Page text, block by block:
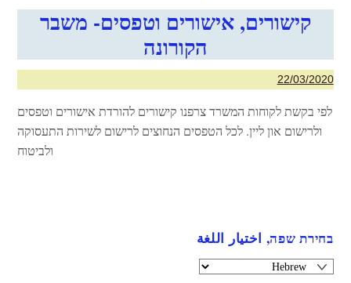
קישורים, אישורים וטפסים- משבר
הקורונה
22/03/2020
לפי בקשת לקוחות המשרד צרפנו קישורים להורדת אישורים וטפסים
ולרישום און ליין. לכל הטפסים הנחוצים לרישום לשירות התעסוקה
ולביטוח
בחירת שפה, اختيار اللغة